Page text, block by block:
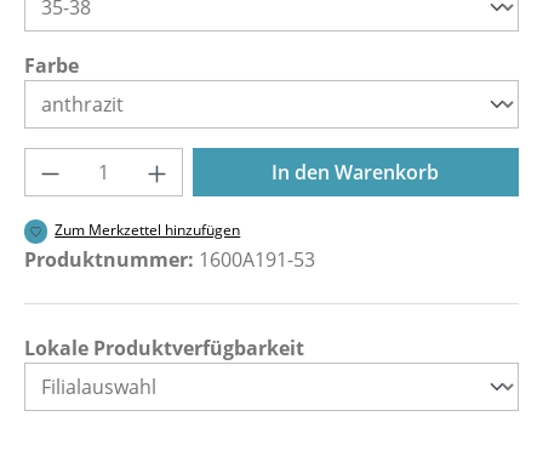
Farbeauswählen
Produkt Anzahl: Gib den gewünschten
In den Warenkorb
Zum Merkzettel hinzufügen
Produktnummer: 1600A191-53
Lokale Produktverfügbarkeit